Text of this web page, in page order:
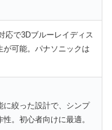
応で3Dブルーレイディス
が可能。パナソニックは
に絞った設計で、シンプ
性。初心者向けに最適。